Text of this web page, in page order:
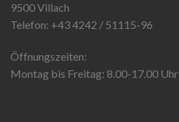
9500 Villach
Telefon: +43 4242 / 51115-96
Öffnungszeiten:
Montag bis Freitag: 8.00-17.00 Uhr